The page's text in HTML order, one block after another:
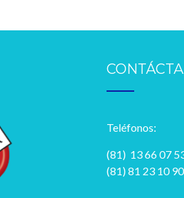
Teléfonos:
(81) 13 66 07
(81) 81 23 10